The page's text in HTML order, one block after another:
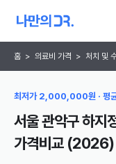
홈 > 의료비 가격 > 처치 및
최저가 2,000,000원 · 평
서울 관악구 하지
가격비교 (2026)